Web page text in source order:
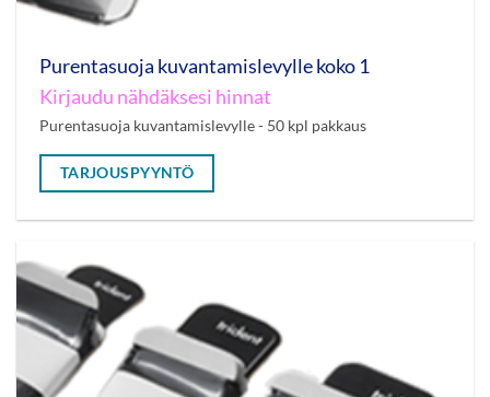
Purentasuoja kuvantamislevylle koko 1
Kirjaudu nähdäksesi hinnat
Purentasuoja kuvantamislevylle - 50 kpl pakkaus
TARJOUSPYYNTÖ